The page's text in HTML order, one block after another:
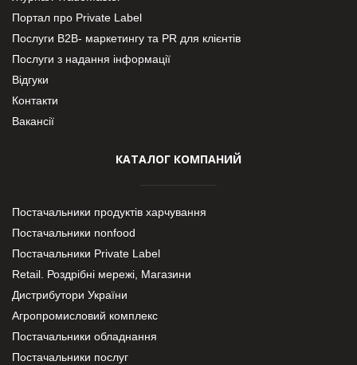
Портал про Private Label
Послуги В2В- маркетингу та PR для клієнтів
Послуги з надання інформації
Відгуки
Контакти
Вакансії
КАТАЛОГ КОМПАНИЙ
Постачальники продуктів харчування
Постачальники nonfood
Постачальники Private Label
Retail. Роздрібні мережі, Магазини
Дистрибутори України
Агропромисловий комплекс
Постачальники обладнання
Постачальники послуг